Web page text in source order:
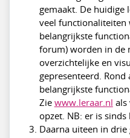
gemaakt. De huidige
veel functionaliteiten
belangrijkste
forum) worden in de
overzichtelijke en
gepresenteerd.
belangrijkste
Zie www.leraar.nl als
opzet. NB: er is
Daarna uiteen in